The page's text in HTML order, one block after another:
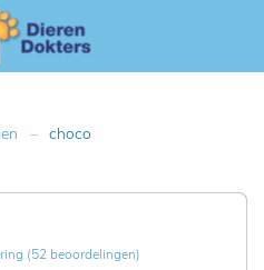
choco
(52 beoordelingen)